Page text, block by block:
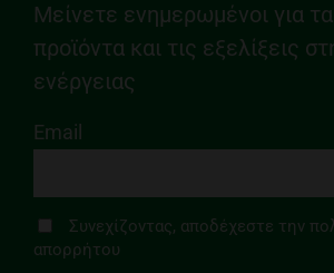
Μείνετε ενημερωμένοι για
προϊόντα και τις εξελίξεις
ενέργειας
Email
Συνεχίζοντας, αποδέχεστε την
απορρήτου